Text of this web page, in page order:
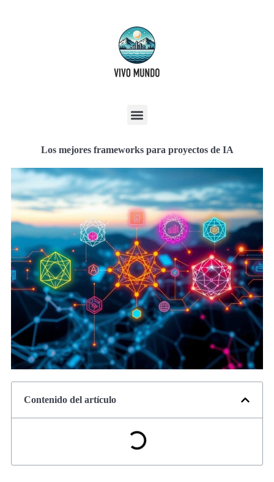
Los mejores frameworks para proyectos de IA
Contenido del artículo